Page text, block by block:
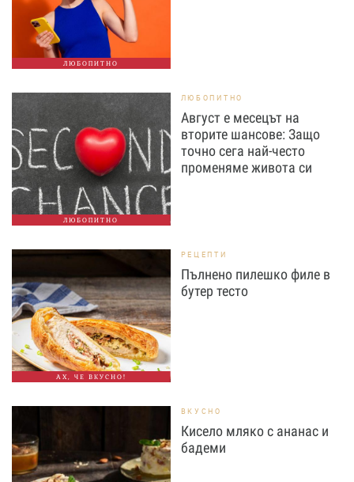
ЛЮБОПИТНО
ЛЮБОПИТНО
ЛЮБОПИТНО
Август е месецът на
вторите шансове: Защо
точно сега най-често
променяме живота си
АХ, ЧЕ ВКУСНО!
РЕЦЕПТИ
Пълнено пилешко филе в
бутер тесто
ВКУСНО
Кисело мляко с ананас и
бадеми